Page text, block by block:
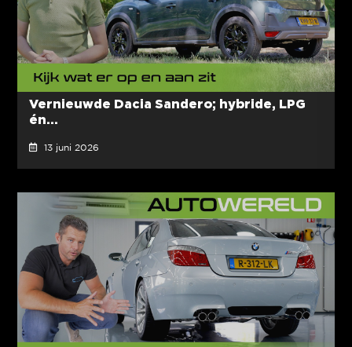
Vernieuwde Dacia Sandero; hybride, LPG
én...
13 juni 2026